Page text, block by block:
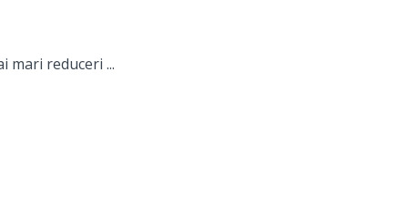
mari reduceri ...